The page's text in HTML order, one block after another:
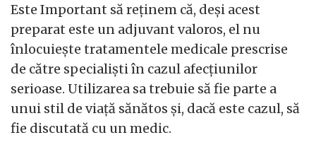
Este Important să reținem că, deși acest
preparat este un adjuvant valoros, el nu
înlocuiește tratamentele medicale prescrise
de către specialiști în cazul afecțiunilor
serioase. Utilizarea sa trebuie să fie parte a
unui stil de viață sănătos și, dacă este cazul, să
fie discutată cu un medic.